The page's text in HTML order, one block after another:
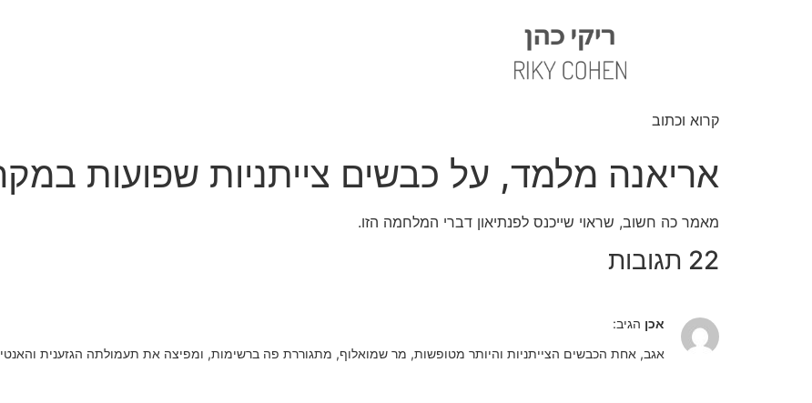
קרוא וכתוב
אריאנה מלמד, על כבשים צייתניות שפועות
מאמר כה חשוב, שראוי שייכנס לפנתיאון דברי המלחמה הזו.
22 תגובות
אכן הגיב:
אגב, אחת הכבשים הצייתניות והיותר מטופשות, מר שמואלוף, מתגוררת פה ברשימות, ומפיצה את תעמולתה הגזענית